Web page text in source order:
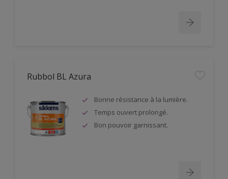
Rubbol BL Azura
Bonne résistance à la lumière.
Temps ouvert prolongé.
Bon pouvoir garnissant.